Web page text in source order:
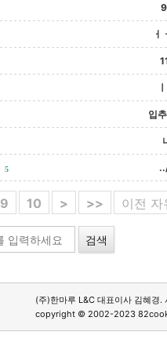
ㅓ
입
5
9 10 > >> 이전 자
(주)한마루 L&C 대표이사 김혜경
copyright © 2002-2023